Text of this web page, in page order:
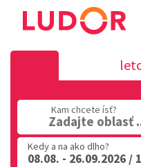
Hotel All'Azzurro
Kam chcete ísť?
Zadajte oblasť
Kedy a na ako dlho?
08.08. - 26.09.2026 /